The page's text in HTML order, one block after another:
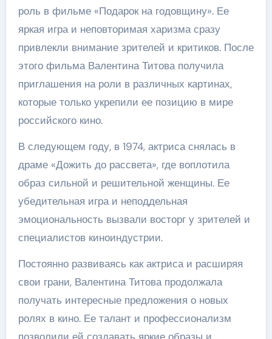
роль в фильме «Подарок на годовщину». Ее
яркая игра и неповторимая харизма сразу
привлекли внимание зрителей и критиков. После
этого фильма Валентина Титова получила
приглашения на роли в различных картинах,
которые только укрепили ее позицию в мире
российского кино.
В следующем году, в 1974, актриса снялась в
драме «Дожить до рассвета», где воплотила
образ сильной и решительной женщины. Ее
убедительная игра и неподдельная
эмоциональность вызвали восторг у зрителей и
специалистов киноиндустрии.
Постоянно развиваясь как актриса и расширяя
свои грани, Валентина Титова продолжала
получать интересные предложения о новых
ролях в кино. Ее талант и профессионализм